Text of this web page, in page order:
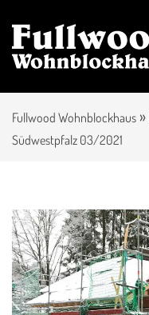
Fullwood Wohnblockhaus »
Südwestpfalz 03/2021